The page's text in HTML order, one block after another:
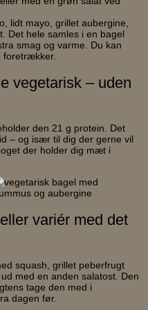
lidt mayo, grillet aubergine,
Det hele samles i en bagel
smag og varme. Du kan
foretrækker.
vegetarisk – uden
den 21 g protein. Det
– og især til dig der gerne vil
der holder dig mæt i
variér med det
squash, grillet peberfrugt
med en anden salatost. Den
tage den med i
dagen før.